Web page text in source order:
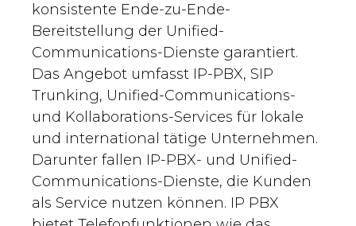
konsistente Ende-zu-Ende-
Bereitstellung der Unified-
Communications-Dienste garantiert.
Das Angebot umfasst IP-PBX, SIP
Trunking, Unified-Communications-
und Kollaborations-Services für lokale
und international tätige Unternehmen.
Darunter fallen IP-PBX- und Unified-
Communications-Dienste, die Kunden
als Service nutzen können. IP PBX